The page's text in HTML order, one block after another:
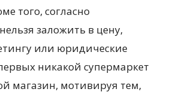
того, согласно
заложить в цену,
или юридические
никакой супермаркет
магазин, мотивируя тем,